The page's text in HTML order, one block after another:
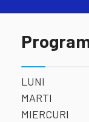
LUNI
MARTI
MIERCURI